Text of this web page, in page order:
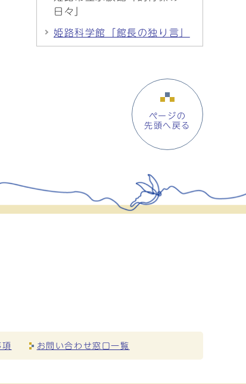
日々」
姫路科学館「館長の独り言」
ページの
先頭へ戻る
お問い合わせ窓口一覧